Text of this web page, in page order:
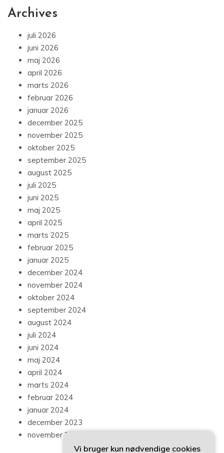
Archives
juli 2026
juni 2026
maj 2026
april 2026
marts 2026
februar 2026
januar 2026
december 2025
november 2025
oktober 2025
september 2025
august 2025
juli 2025
juni 2025
maj 2025
april 2025
marts 2025
februar 2025
januar 2025
december 2024
november 2024
oktober 2024
september 2024
august 2024
juli 2024
juni 2024
maj 2024
april 2024
marts 2024
februar 2024
januar 2024
december 2023
november 2023
Vi bruger kun nødvendige cookies